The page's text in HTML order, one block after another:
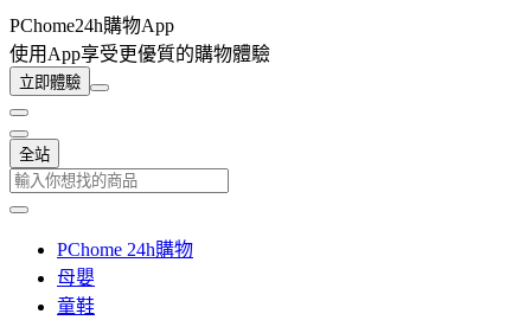
PChome24h購物App
使用App享受更優質的購物體驗
立即體驗
全站
PChome 24h購物
母嬰
童鞋